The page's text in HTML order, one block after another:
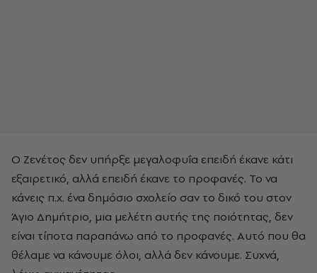
Ο Ζενέτος δεν υπήρξε μεγαλοφυΐα επειδή έκανε κάτι
εξαιρετικό, αλλά επειδή έκανε το προφανές. Το να
κάνεις π.χ. ένα δημόσιο σχολείο σαν το δικό του στον
Άγιο Δημήτριο, μια μελέτη αυτής της ποιότητας, δεν
είναι τίποτα παραπάνω από το προφανές. Αυτό που θα
θέλαμε να κάνουμε όλοι, αλλά δεν κάνουμε. Συχνά,